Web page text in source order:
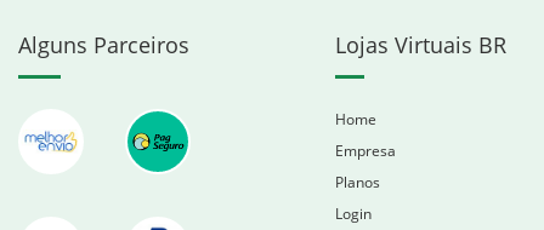
Alguns Parceiros Lojas Virtuais BR
Home
Empresa
Planos
Login